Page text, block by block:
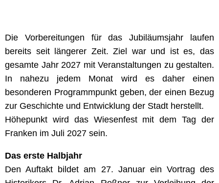
Die Vorbereitungen für das Jubiläumsjahr laufen
bereits seit längerer Zeit. Ziel war und ist es, das
gesamte Jahr 2027 mit Veranstaltungen zu gestalten.
In nahezu jedem Monat wird es daher einen
besonderen Programmpunkt geben, der einen Bezug
zur Geschichte und Entwicklung der Stadt herstellt.
Höhepunkt wird das Wiesenfest mit dem Tag der
Franken im Juli 2027 sein.
Das erste Halbjahr
Den Auftakt bildet am 27. Januar ein Vortrag des